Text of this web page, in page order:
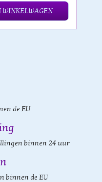
WINKELWAGEN
de EU
binnen 24 uur
binnen de EU